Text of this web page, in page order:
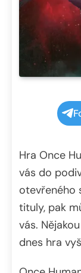
Hra Once
vás do
otevřeného
tituly, pak
vás.
dnes hra